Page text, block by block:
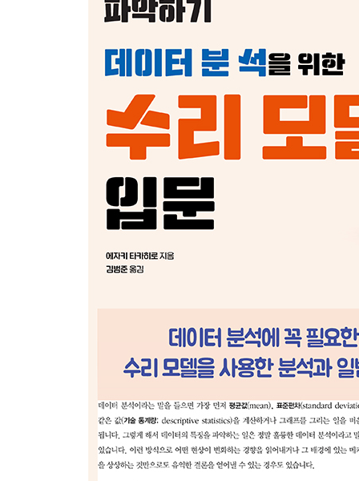
2.3 이해 지향형 모델링과 응용 지향형 모델링
___모델이 복잡한 정도와 쉽게 이해할 수 있는 정도
2.4 이해 지향형 모델링
___이해 지향형 모델링 방법
___(1) 수리 구조를 통해 설명하는 방법
___(2) 추정한 매개변수의 값을 통해 설명하는 방법
___(3) 추정된 잠재변수나 내부 표현을 사용해 그
___(4) 수리 모델에 있는 매개변수를 변화시키면
2.5 응용 지향형 모델링
___수리 모델의 데이터 생성능력을 활용한다
___예측모델의 예2: 분류 문제
___‘옳은’ 수리 모델?
___좋은 수리 모델도 항상 옳지는 않다
▣ 03장: 방정식 모델
3.1 선형모델
___변수 사이의 관계를 등식으로 표현한다